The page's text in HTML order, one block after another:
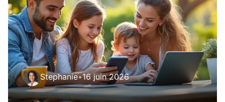
Stephanie•16 juin 2026